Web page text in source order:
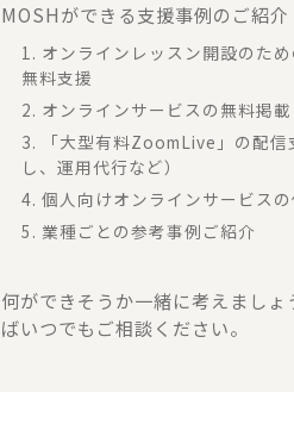
MOSHができる支援事例のご紹介
1. オンラインレッスン開設のた
無料支援
2. オンラインサービスの無料掲
3. 「大型有料ZoomLive」の配信
し、運用代行など）
4. 個人向けオンラインサービス
5. 業種ごとの参考事例ご紹介
何ができそうか一緒に考えまし
ばいつでもご相談ください。